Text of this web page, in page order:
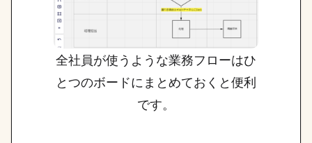
全社員が使うような業務フローはひ
とつのボードにまとめておくと便利
です。